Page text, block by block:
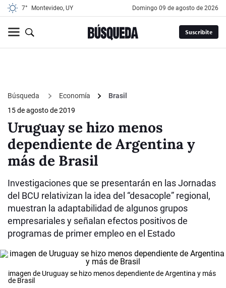
7° Montevideo, UY domingo 09 de agosto de 2026
Suscribite
Búsqueda Economía
Brasil
15 de agosto de 2019
Uruguay se hizo menos
dependiente de Argentina y
más de Brasil
Investigaciones que se presentarán en las Jornadas
del BCU relativizan la idea del “desacople” regional,
muestran la adaptabilidad de algunos grupos
empresariales y señalan efectos positivos de
programas de primer empleo en el Estado
imagen de Uruguay se hizo menos dependiente de Argentina y más
de Brasil